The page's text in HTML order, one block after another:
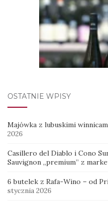
OSTATNIE WPISY
Majówka z lubuskimi
2026
Casillero del Diablo i Cono
Sauvignon „premium” z
6 butelek z Rafa-Wino – od
stycznia 2026